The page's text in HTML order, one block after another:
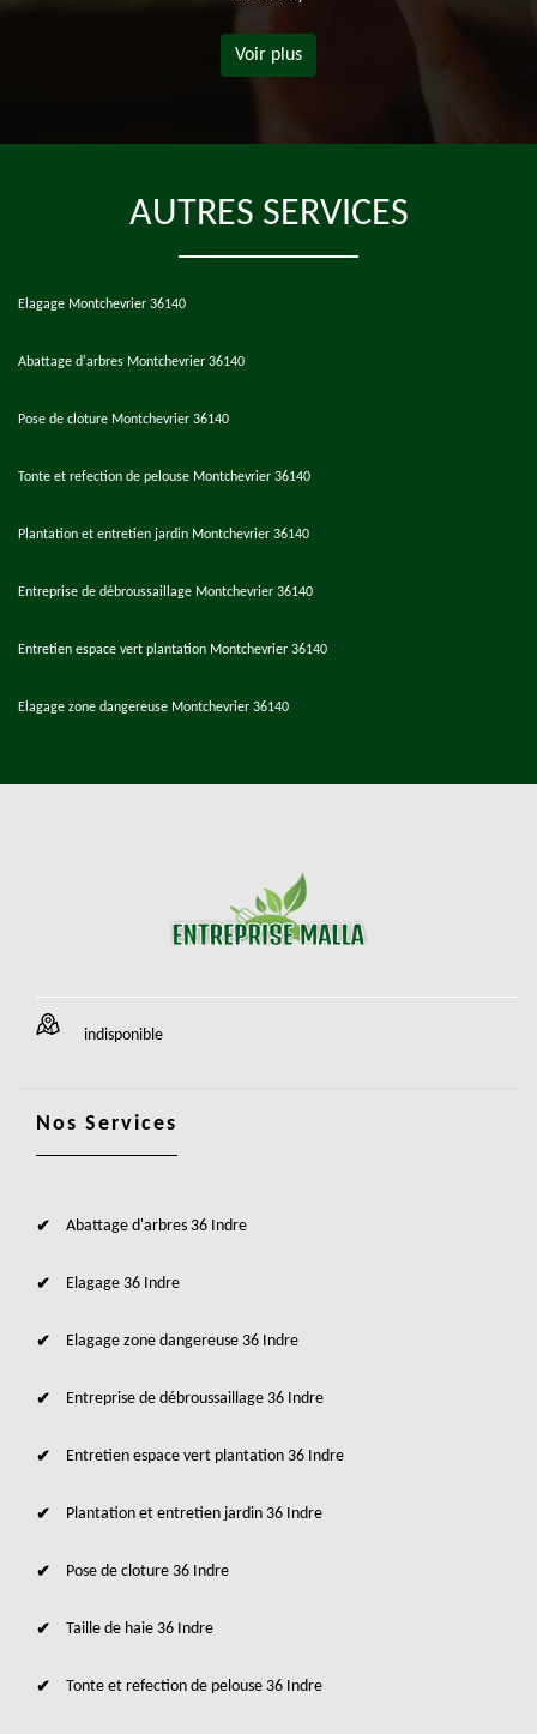
Voir plus
AUTRES SERVICES
Elagage Montchevrier 36140
Abattage d'arbres Montchevrier 36140
Pose de cloture Montchevrier 36140
Tonte et refection de pelouse Montchevrier 36140
Plantation et entretien jardin Montchevrier 36140
Entreprise de débroussaillage Montchevrier 36140
Entretien espace vert plantation Montchevrier 36140
Elagage zone dangereuse Montchevrier 36140
indisponible
Nos Services
Abattage d'arbres 36 Indre
Elagage 36 Indre
Elagage zone dangereuse 36 Indre
Entreprise de débroussaillage 36 Indre
Entretien espace vert plantation 36 Indre
Plantation et entretien jardin 36 Indre
Pose de cloture 36 Indre
Taille de haie 36 Indre
Tonte et refection de pelouse 36 Indre